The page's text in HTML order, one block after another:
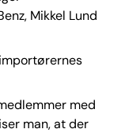
Mikkel Lund
med
man, at der